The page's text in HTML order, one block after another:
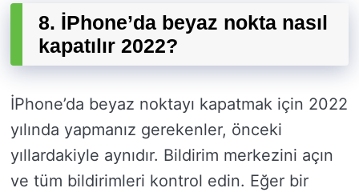
8. İPhone’da beyaz nokta nasıl
kapatılır 2022?
İPhone’da beyaz noktayı kapatmak için 2022
yılında yapmanız gerekenler, önceki
yıllardakiyle aynıdır. Bildirim merkezini açın
ve tüm bildirimleri kontrol edin. Eğer bir